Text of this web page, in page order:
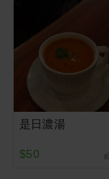
是日濃湯
$50